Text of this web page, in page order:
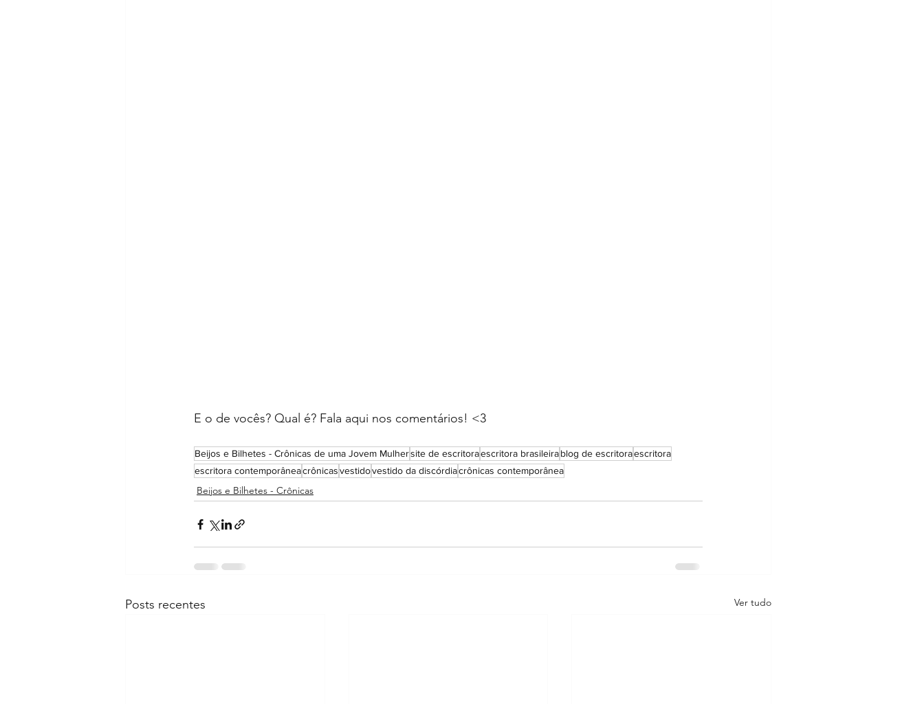
E o de vocês? Qual é? Fala aqui nos comentários! <3
Beijos e Bilhetes - Crônicas de uma Jovem Mulhersite de escritoraescritora brasileirablog de escritoraescritora
escritora contemporâneacrônicasvestidovestido da discórdiacrônicas contemporânea
Beijos e Bilhetes - Crônicas
Posts recentes Ver tudo